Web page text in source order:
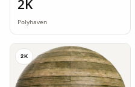
2K
Polyhaven
2K